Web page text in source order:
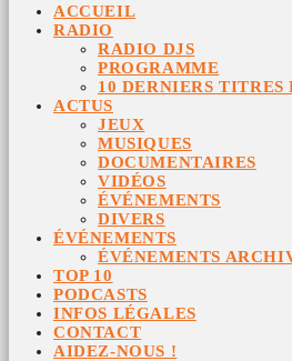
ACCUEIL
RADIO
RADIO DJS
PROGRAMME
10 DERNIERS TITRES
ACTUS
JEUX
MUSIQUES
DOCUMENTAIRES
VIDÉOS
ÉVÉNEMENTS
DIVERS
ÉVÉNEMENTS
ÉVÉNEMENTS
TOP 10
PODCASTS
INFOS LÉGALES
CONTACT
AIDEZ-NOUS !